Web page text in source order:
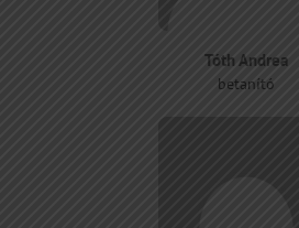
Tóth Andrea
betanító